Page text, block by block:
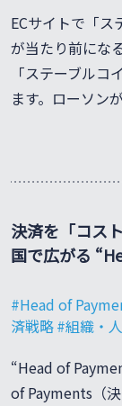
ECサイトで「
が当たり前にな
「ステーブル
ます。ローソン
決済を「コス
国で広がる
Head of
済戦略 組織・
“Head of
of Payments（